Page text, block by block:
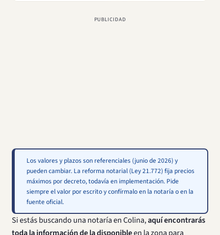
PUBLICIDAD
Los valores y plazos son referenciales (junio de 2026) y
pueden cambiar. La reforma notarial (Ley 21.772) fija precios
máximos por decreto, todavía en implementación. Pide
siempre el valor por escrito y confírmalo en la notaría o en la
fuente oficial.
Si estás buscando una notaría en Colina,aquí encontrarás